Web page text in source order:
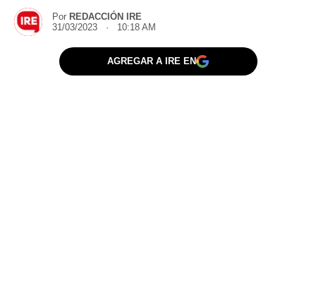
Por REDACCIÓN IRE
31/03/2023 · 10:18 AM
AGREGAR A IRE EN